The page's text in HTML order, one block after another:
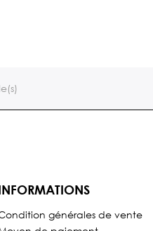
générales de vente